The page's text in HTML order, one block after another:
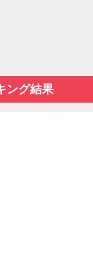
ング結果